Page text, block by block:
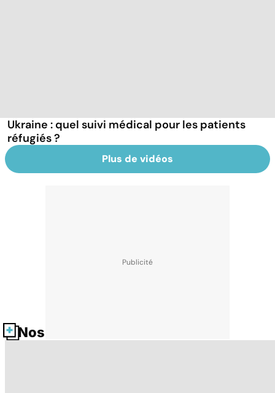
Ukraine : quel suivi médical pour les patients
réfugiés ?
Plus de vidéos
Nos fiches santé